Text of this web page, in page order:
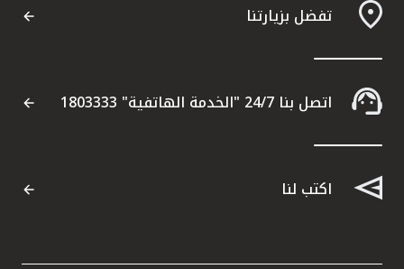
تفضل بزيارتنا
اتصل بنا 24/7 "الخدمة الهاتفية" 1803333
اكتب لنا